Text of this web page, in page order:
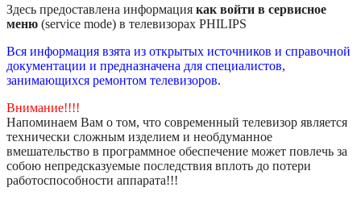
Здесь предоставлена информация как войти в сервисное
меню (service mode) в телевизорах PHILIPS
Вся информация взята из открытых источников и справочной
документации и предназначена для специалистов,
занимающихся ремонтом телевизоров.
Внимание!!!!
Напоминаем Вам о том, что современный телевизор является
технически сложным изделием и необдуманное
вмешательство в программное обеспечение может повлечь за
собою непредсказуемые последствия вплоть до потери
работоспособности аппарата!!!